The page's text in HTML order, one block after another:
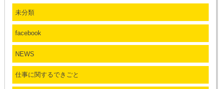
未分類
facebook
NEWS
仕事に関するできごと